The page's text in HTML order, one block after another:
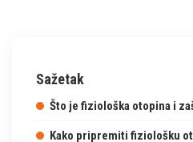
Sažetak
Što je fiziološka otopina i
Kako pripremiti fiziološku